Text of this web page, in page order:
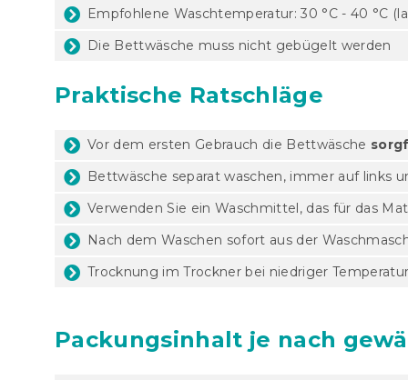
Empfohlene Waschtemperatur: 30 °C - 40 °C
Die Bettwäsche muss nicht gebügelt werden
Praktische Ratschläge
Vor dem ersten Gebrauch die Bettwäsche
Bettwäsche separat waschen, immer auf links
Verwenden Sie ein Waschmittel, das für das
Nach dem Waschen sofort aus der
Trocknung im Trockner bei niedriger
Packungsinhalt je nach